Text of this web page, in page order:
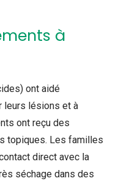
à
ont aidé
leurs lésions et à
ont reçu des
topiques. Les familles
direct avec la
séchage dans des